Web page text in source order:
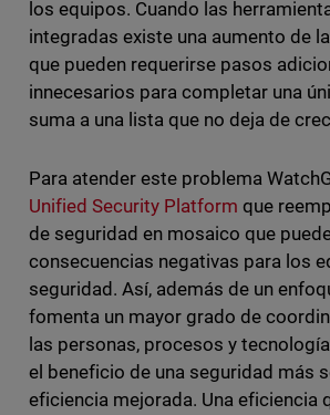
los equipos. Cuando las
integradas existe una aumento de
que pueden requerirse pasos
innecesarios para completar una
suma a una lista que no deja de
Para atender este problema
Unified Security Platform que
de seguridad en mosaico que
consecuencias negativas para los
seguridad. Así, además de un
fomenta un mayor grado de
las personas, procesos y
el beneficio de una seguridad más
eficiencia mejorada. Una eficiencia